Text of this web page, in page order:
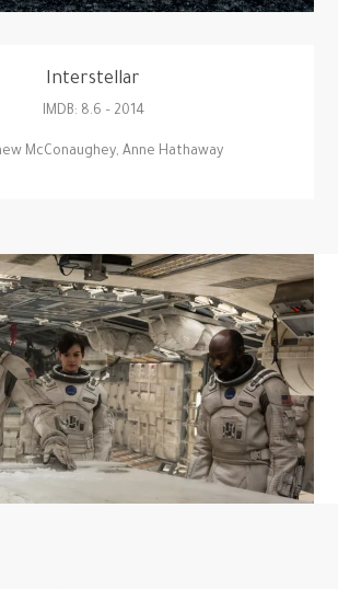
Interstellar
2014 – IMDB: 8.6
McConaughey, Anne Hathaway